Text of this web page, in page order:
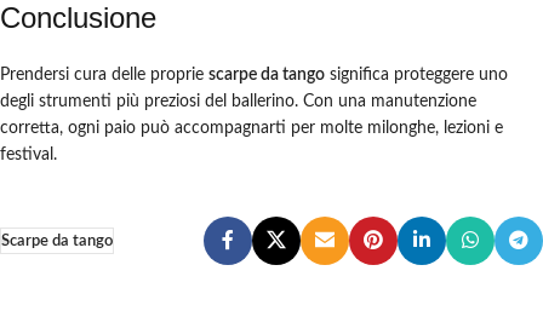
Conclusione
Prendersi cura delle proprie scarpe da tango significa proteggere uno
degli strumenti più preziosi del ballerino. Con una manutenzione
corretta, ogni paio può accompagnarti per molte milonghe, lezioni e
festival.
Scarpe da tango